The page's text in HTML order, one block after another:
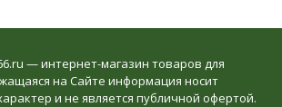
— интернет-магазин товаров для
на Сайте информация носит
и не является публичной офертой.